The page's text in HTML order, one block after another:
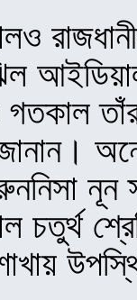
গতকাল
চতুর্থ